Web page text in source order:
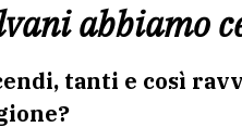
abbiamo
tanti e così